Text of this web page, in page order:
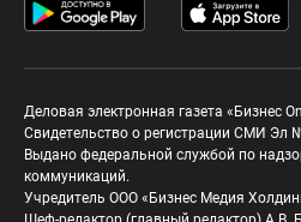
Деловая электронная газета «Бизнес
Свидетельство о регистрации СМИ Эл
Выдано федеральной службой по
коммуникаций.
Учредитель ООО «Бизнес Медия